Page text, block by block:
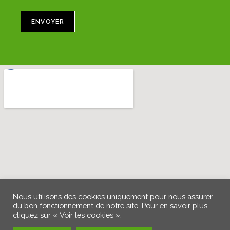
ENVOYER
Nous utilisons des cookies uniquement pour nous assurer
du bon fonctionnement de notre site. Pour en savoir plus,
cliquez sur « Voir les cookies ».